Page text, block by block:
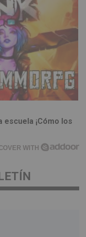
escuela ¡Cómo los
WITH